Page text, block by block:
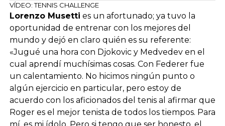
VÍDEO: TENNIS CHALLENGE
Lorenzo Musetti es un afortunado; ya tuvo la
oportunidad de entrenar con los mejores del
mundo y dejó en claro quién es su referente:
«Jugué una hora con Djokovic y Medvedev en el
cual aprendí muchísimas cosas. Con Federer fue
un calentamiento. No hicimos ningún punto o
algún ejercicio en particular, pero estoy de
acuerdo con los aficionados del tenis al afirmar que
Roger es el mejor tenista de todos los tiempos. Para